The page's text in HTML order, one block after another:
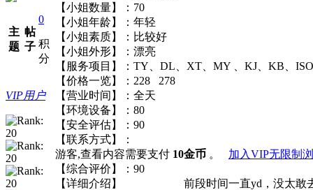
主
题
帖
子
0
积
分
VIP用户
【小姐数量】：70
【小姐年龄】：年轻
【小姐素质】：比较好
【小姐外形】：漂亮
【服务项目】：TY、DL、XT、MY 、KJ、KB
【价格一览】：228 278
【营业时间】：全天
【环境设备】：80
【安全评估】：90
【联系方式】：
游客,查看内容需要支付 10金币 。 加入VIP无限制
【综合评价】：90
【详细介绍】 前段时间一直yd，没太敢去比